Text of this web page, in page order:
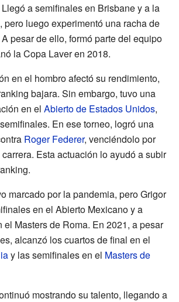
a semifinales en Brisbane y a la
pero luego experimentó una racha de
pesar de ello, formó parte del equipo
la Copa Laver en 2018.
en el hombro afectó su rendimiento,
bajara. Sin embargo, tuvo una
en el Abierto de Estados Unidos,
En ese torneo, logró una
Roger Federer, venciéndolo por
Esta actuación lo ayudó a subir
marcado por la pandemia, pero Grigor
en el Abierto Mexicano y a
el Masters de Roma. En 2021, a pesar
alcanzó los cuartos de final en el
y las semifinales en el Masters de
mostrando su talento, llegando a